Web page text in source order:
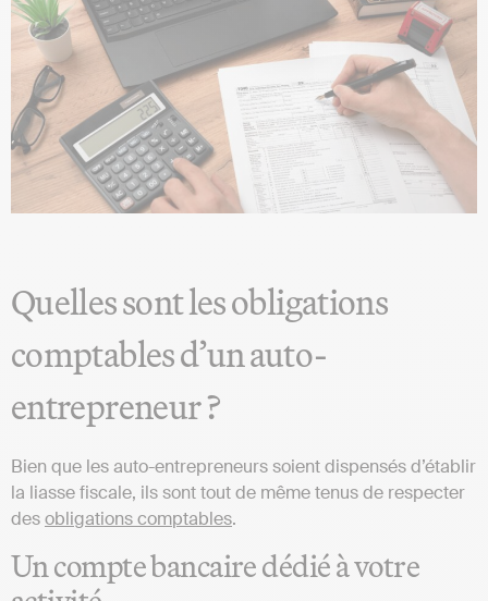
Quelles sont les obligations
comptables d’un auto-
entrepreneur ?
Bien que les auto-entrepreneurs soient dispensés d’établir
la liasse fiscale, ils sont tout de même tenus de respecter
desobligations comptables.
Un compte bancaire dédié à votre